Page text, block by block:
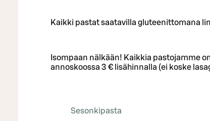
Kaikki pastat saatavilla gluteenittomana
Isompaan nälkään! Kaikkia pastojamme
annoskoossa 3 € lisähinnalla (ei koske
Sesonkipasta